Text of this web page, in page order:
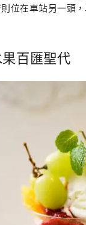
位在車站另一頭
百匯聖代